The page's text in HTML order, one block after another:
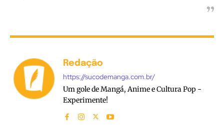
Redação
https://sucodemanga.com.br/
Um gole de Mangá, Anime e Cultura Pop -
Experimente!